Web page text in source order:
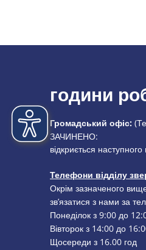
години
Громадський офіс:
Натисніть, щоб
ЗАЧИНЕНО:
відкриється
Телефони відділу
Окрім зазначеного
зв’язатися з нами за
Понеділок з 9:00 до
Вівторок з 14:00 до
Щосереди з 16.00 год